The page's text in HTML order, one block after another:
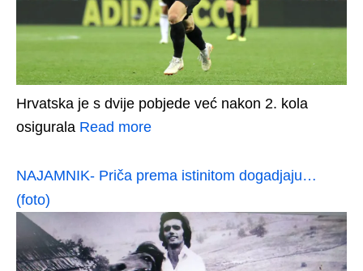
Hrvatska je s dvije pobjede već nakon 2. kola
osigurala Read more
NAJAMNIK- Priča prema istinitom dogadjaju…
(foto)